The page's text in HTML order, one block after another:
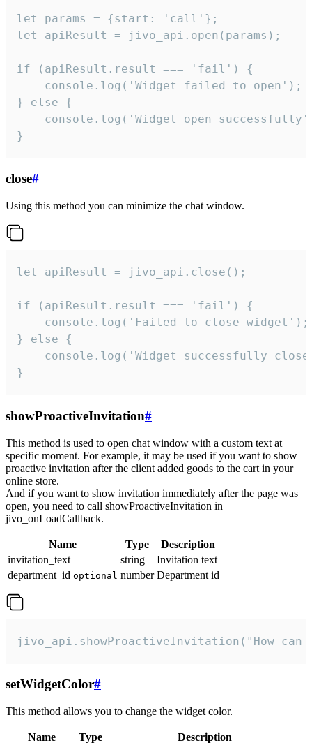
let params = {start: 'call'};
let apiResult = jivo_api.open(params);
if (apiResult.result === 'fail') {
    console.log('Widget failed to open');
} else {
console.log('Widget open
}
close#
Using this method you can minimize the chat window.
let apiResult = jivo_api.close();
if (apiResult.result === 'fail') {
    console.log('Failed to close widget');
} else {
console.log('Widget successfully
}
showProactiveInvitation#
This method is used to open chat window with a custom text at
specific moment. For example, it may be used if you want to show
proactive invitation after the client added goods to the cart in your
online store.
And if you want to show invitation immediately after the page was
open, you need to call showProactiveInvitation in
jivo_onLoadCallback.
Name Type
Description
invitation_text
string
Invitation text
department_id optional number Department id
jivo_api.showProactiveInvitation("How
setWidgetColor#
This method allows you to change the widget color.
Name Type
Description